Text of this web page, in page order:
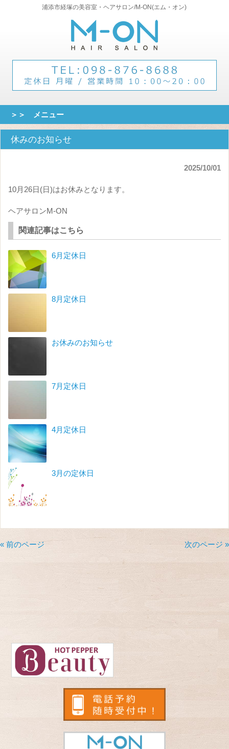
浦添市経塚の美容室・ヘアサロン/M-ON(エム・オン)
＞＞ メニュー
休みのお知らせ
2025/10/01
10月26日(日)はお休みとなります。
ヘアサロンM-ON
関連記事はこちら
6月定休日
8月定休日
お休みのお知らせ
7月定休日
4月定休日
3月の定休日
« 前のページ 次のページ »